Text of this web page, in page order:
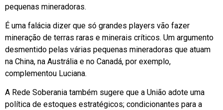
pequenas mineradoras.
É uma falácia dizer que só grandes players vão fazer
mineração de terras raras e minerais críticos. Um argumento
desmentido pelas várias pequenas mineradoras que atuam
na China, na Austrália e no Canadá, por exemplo,
complementou Luciana.
A Rede Soberania também sugere que a União adote uma
política de estoques estratégicos; condicionantes para a